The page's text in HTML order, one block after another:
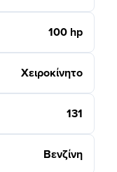
100 hp
Χειροκίνητο
131
Βενζίνη